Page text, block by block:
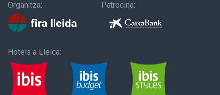
Organitza: Patrocina:
Hotels a Lleida: